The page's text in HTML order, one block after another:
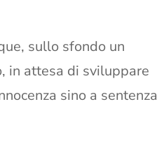
sullo sfondo un
in attesa di sviluppare
sino a sentenza